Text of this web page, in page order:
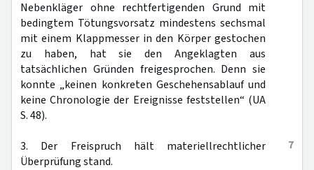
Nebenkläger ohne rechtfertigenden Grund mit
bedingtem Tötungsvorsatz mindestens sechsmal
mit einem Klappmesser in den Körper gestochen
zu haben, hat sie den Angeklagten aus
tatsächlichen Gründen freigesprochen. Denn sie
konnte „keinen konkreten Geschehensablauf und
keine Chronologie der Ereignisse feststellen“ (UA
S. 48).
7
3. Der Freispruch hält materiellrechtlicher
Überprüfung stand.